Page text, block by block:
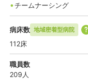
チームナーシング
病床数 地域密着型病院
112床
職員数
209 人